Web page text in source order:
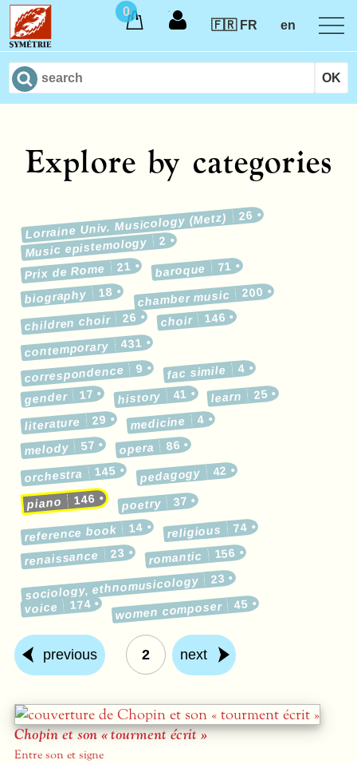
0
🇫🇷 FR
en
Explore by categories
Lorraine Univ. Musicology (Metz) 26
Music epistemology 2
Prix de Rome 21 baroque 71
biography 18 chamber music 200
children choir 26 choir 146
contemporary 431
correspondence 9 fac simile 4
gender 17 history 41 learn 25
literature 29 medicine 4
melody 57 opera 86
orchestra 145 pedagogy 42
piano 146 poetry 37
reference book 14 religious 74
renaissance 23 romantic 156
sociology, ethnomusicology 23
voice 174 women composer 45
previous 2 next
Chopin et son « tourment écrit »
Entre son et signe